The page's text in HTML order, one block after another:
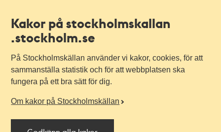
Kakor på stockholmskallan
.stockholm.se
På Stockholmskällan använder vi kakor, cookies, för att
sammanställa statistik och för att webbplatsen ska
fungera på ett bra sätt för dig.
Om kakor på Stockholmskällan